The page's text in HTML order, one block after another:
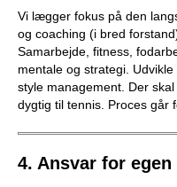
u
b
Vi lægger fokus på den
og coaching (i bred
Samarbejde, fitness,
mentale og strategi.
style management. Der
dygtig til tennis. Proces går
4. Ansvar for